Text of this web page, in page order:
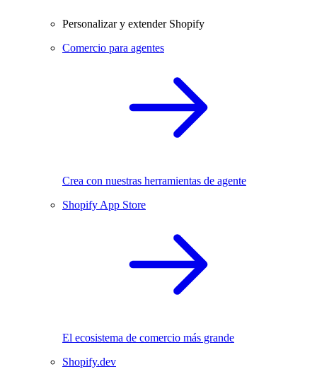
Personalizar y extender Shopify
Comercio para agentes
Crea con nuestras herramientas de agente
Shopify App Store
El ecosistema de comercio más grande
Shopify.dev